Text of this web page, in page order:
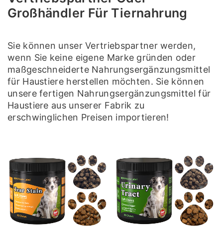
Großhändler Für Tiernahrung
Sie können unser Vertriebspartner werden,
wenn Sie keine eigene Marke gründen oder
maßgeschneiderte Nahrungsergänzungsmittel
für Haustiere herstellen möchten. Sie können
unsere fertigen Nahrungsergänzungsmittel für
Haustiere aus unserer Fabrik zu
erschwinglichen Preisen importieren!